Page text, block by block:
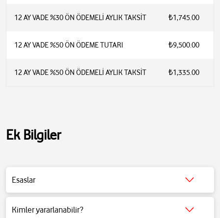
12 AY VADE %30 ÖN ÖDEMELİ AYLIK TAKSİT ₺1,745.00
12 AY VADE %50 ÖN ÖDEME TUTARI ₺9,500.00
12 AY VADE %50 ÖN ÖDEMELİ AYLIK TAKSİT ₺1,335.00
Ek Bilgiler
Esaslar
Detaylı bilgi içintıklayınız.
Kimler yararlanabilir?